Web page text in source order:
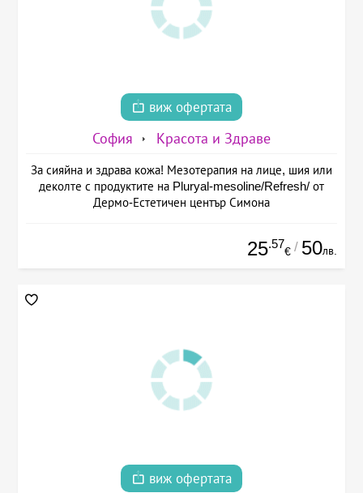
виж офертата
София Красота и Здраве
За сияйна и здрава кожа! Мезотерапия на лице, шия или
деколте с продуктите на Pluryal-mesoline/Refresh/ от
Дермо-Естетичен център Симона
25.57
€ / 50лв.
виж офертата